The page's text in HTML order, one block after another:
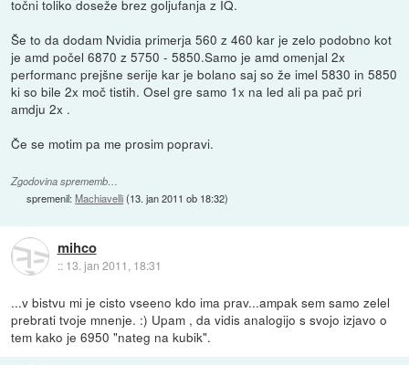
točni toliko doseže brez goljufanja z IQ.
Še to da dodam Nvidia primerja 560 z 460 kar je zelo podobno kot
je amd počel 6870 z 5750 - 5850.Samo je amd omenjal 2x
performanc prejšne serije kar je bolano saj so že imel 5830 in 5850
ki so bile 2x moč tistih. Osel gre samo 1x na led ali pa pač pri
amdju 2x .
Če se motim pa me prosim popravi.
Zgodovina sprememb…
spremenil:Machiavelli(13. jan 2011 ob 18:32)
mihco
:: 13. jan 2011, 18:31
...v bistvu mi je cisto vseeno kdo ima prav...ampak sem samo zelel
prebrati tvoje mnenje. :) Upam , da vidis analogijo s svojo izjavo o
tem kako je 6950 "nateg na kubik".